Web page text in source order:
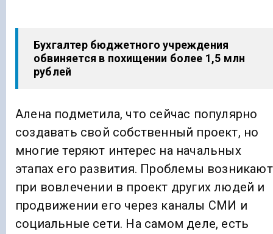
Бухгалтер бюджетного учреждения
обвиняется в похищении более 1,5 млн
рублей
Алена подметила, что сейчас популярно
создавать свой собственный проект, но
многие теряют интерес на начальных
этапах его развития. Проблемы возникают
при вовлечении в проект других людей и
продвижении его через каналы СМИ и
социальные сети. На самом деле, есть